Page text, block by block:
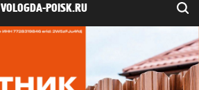
VOLOGDA-POISK.RU